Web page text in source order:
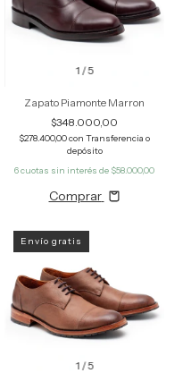
1 /5
Zapato Piamonte Marron
$348.000,00
$278.400,00con Transferencia o
depósito
6cuotas sin interés de $58.000,00
Comprar
1 /5
Envío gratis